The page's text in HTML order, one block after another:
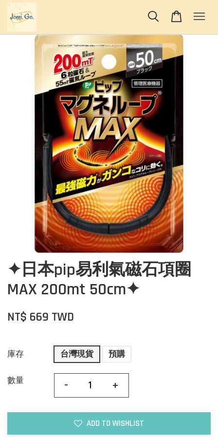
✦日本pip易利氣磁石項圈
MAX 200mt 50cm✦
NT$ 669 TWD
庫存 台灣現貨 預購
數量 - +
ADD TO WISHLIST